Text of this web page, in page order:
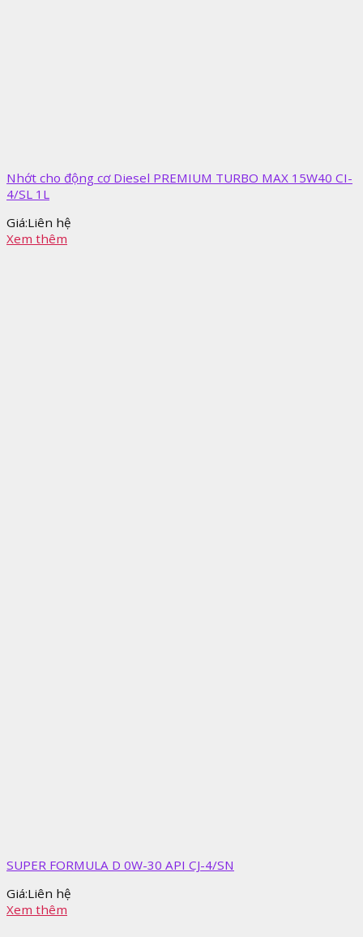
Nhớt cho động cơ Diesel PREMIUM TURBO MAX 15W40 CI-
4/SL 1L
Giá:Liên hệ
Xem thêm
SUPER FORMULA D 0W-30 API CJ-4/SN
Giá:Liên hệ
Xem thêm